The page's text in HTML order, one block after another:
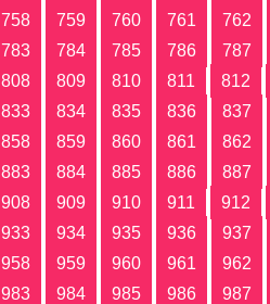
758 759 760 761 762
783 784 785 786 787
808 809 810 811 812
833 834 835 836 837
858 859 860 861 862
883 884 885 886 887
908 909 910 911 912
933 934 935 936 937
958 959 960 961 962
983 984 985 986 987